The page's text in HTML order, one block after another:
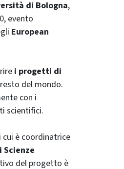
di Bologna,
, evento
European
i progetti di
del mondo.
con i
scientifici.
cui è coordinatrice
del progetto è